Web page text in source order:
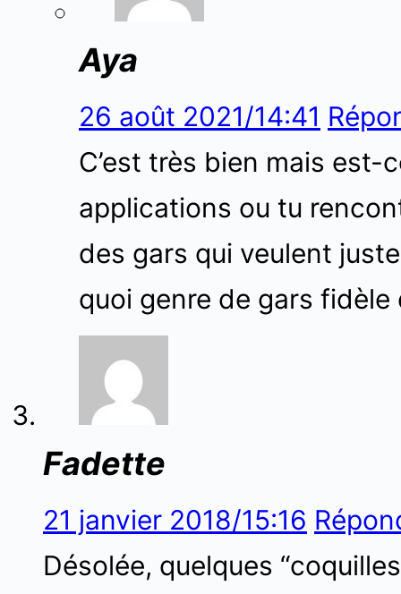
Aya
26 août 2021/14:41
C’est très bien mais
applications ou tu
des gars qui veulent
quoi genre de gars fidèle
Fadette
21 janvier 2018/15:16
Désolée, quelques